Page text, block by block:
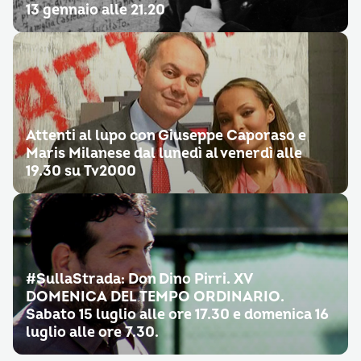
13 gennaio alle 21.20
Attenti al lupo con Giuseppe Caporaso e
Maris Milanese dal lunedì al venerdì alle
19.30 su Tv2000
#SullaStrada: Don Dino Pirri. XV
DOMENICA DEL TEMPO ORDINARIO.
Sabato 15 luglio alle ore 17.30 e domenica 16
luglio alle ore 7.30.